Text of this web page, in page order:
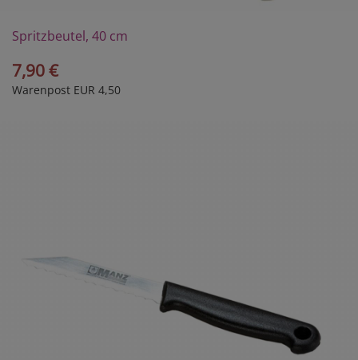
Spritzbeutel, 40 cm
7,90 €
Warenpost EUR 4,50